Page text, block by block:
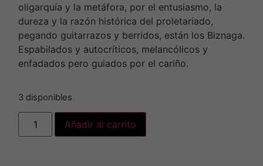
oligarquía y la metáfora, por el entusiasmo, la
dureza y la razón histórica del proletariado,
pegando guitarrazos y berridos, están los Biznaga.
Espabilados y autocríticos, melancólicos y
enfadados pero guiados por el cariño.
3 disponibles
Añadir al carrito